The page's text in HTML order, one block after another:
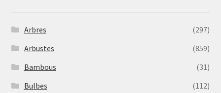
Arbres
(297)
Arbustes
(859)
Bambous
(31)
Bulbes
(112)